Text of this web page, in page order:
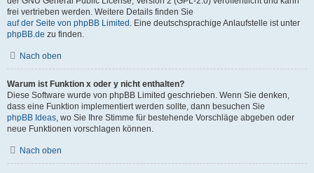
frei vertrieben werden. Weitere Details finden Sie
auf der Seite von phpBB Limited . Eine deutschsprachige Anlaufstelle ist unter
phpBB.de zu finden.
Nach oben
Warum ist Funktion x oder y nicht enthalten?
Diese Software wurde von phpBB Limited geschrieben. Wenn Sie denken,
dass eine Funktion implementiert werden sollte, dann besuchen Sie
phpBB Ideas, wo Sie Ihre Stimme für bestehende Vorschläge abgeben oder
neue Funktionen vorschlagen können.
Nach oben